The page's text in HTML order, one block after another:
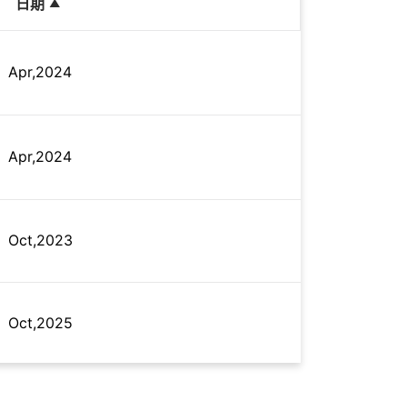
Apr,2024
Apr,2024
Oct,2023
Oct,2025